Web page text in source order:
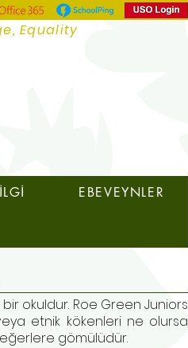
Equality
EBEVEYNLER
okuldur. Roe Green Juniors
etnik kökenleri ne olursa
gömülüdür.